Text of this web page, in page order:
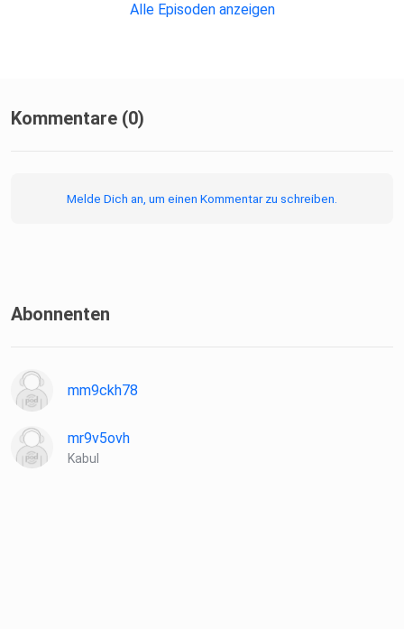
Alle Episoden anzeigen
Kommentare (0)
Melde Dich an, um einen Kommentar zu schreiben.
Abonnenten
mm9ckh78
mr9v5ovh
Kabul